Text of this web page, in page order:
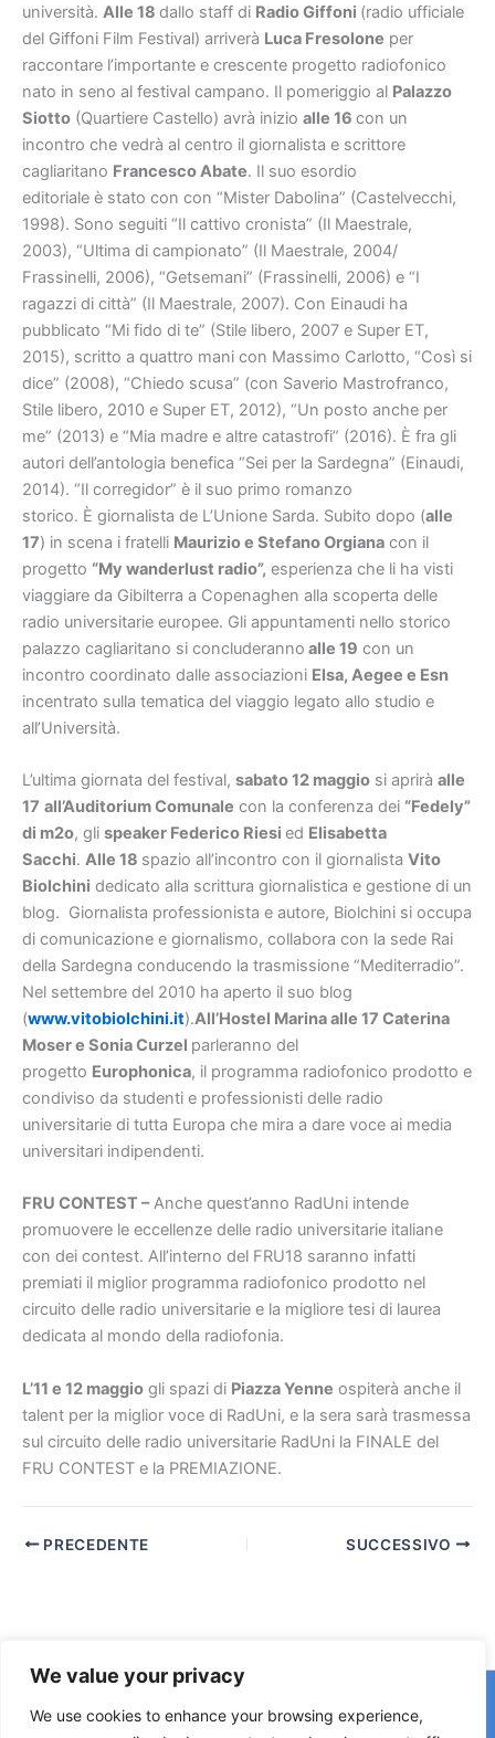
We value your privacy
We use cookies to enhance your browsing experience,
università. Alle 18 dallo staff di Radio Giffoni (radio ufficiale
del Giffoni Film Festival) arriverà Luca Fresolone per
raccontare l’importante e crescente progetto radiofonico
nato in seno al festival campano. Il pomeriggio al Palazzo
Siotto (Quartiere Castello) avrà inizio alle 16 con un
incontro che vedrà al centro il giornalista e scrittore
cagliaritano Francesco Abate. Il suo esordio
editoriale è stato con con “Mister Dabolina” (Castelvecchi,
1998). Sono seguiti “Il cattivo cronista” (Il Maestrale,
2003), “Ultima di campionato” (Il Maestrale, 2004/
Frassinelli, 2006), “Getsemani” (Frassinelli, 2006) e “I
ragazzi di città” (Il Maestrale, 2007). Con Einaudi ha
pubblicato “Mi fido di te” (Stile libero, 2007 e Super ET,
2015), scritto a quattro mani con Massimo Carlotto, “Così si
dice” (2008), “Chiedo scusa” (con Saverio Mastrofranco,
Stile libero, 2010 e Super ET, 2012), “Un posto anche per
me” (2013) e “Mia madre e altre catastrofi” (2016). È fra gli
autori dell’antologia benefica “Sei per la Sardegna” (Einaudi,
2014). “Il corregidor” è il suo primo romanzo
storico. È giornalista de L’Unione Sarda. Subito dopo (alle
17) in scena i fratelli Maurizio e Stefano Orgiana con il
progetto “My wanderlust radio”, esperienza che li ha visti
viaggiare da Gibilterra a Copenaghen alla scoperta delle
radio universitarie europee. Gli appuntamenti nello storico
palazzo cagliaritano si concluderanno alle 19 con un
incontro coordinato dalle associazioni Elsa, Aegee e Esn
incentrato sulla tematica del viaggio legato allo studio e
all’Università.
L’ultima giornata del festival, sabato 12 maggio si aprirà alle
17 all’Auditorium Comunale con la conferenza dei “Fedely”
di m2o, gli speaker Federico Riesi ed Elisabetta
Sacchi. Alle 18 spazio all’incontro con il giornalista Vito
Biolchini dedicato alla scrittura giornalistica e gestione di un
blog. Giornalista professionista e autore, Biolchini si occupa
di comunicazione e giornalismo, collabora con la sede Rai
della Sardegna conducendo la trasmissione “Mediterradio”.
Nel settembre del 2010 ha aperto il suo blog
(www.vitobiolchini.it).All’Hostel Marina alle 17 Caterina
Moser e Sonia Curzel parleranno del
progetto Europhonica, il programma radiofonico prodotto e
condiviso da studenti e professionisti delle radio
universitarie di tutta Europa che mira a dare voce ai media
universitari indipendenti.
FRU CONTEST–Anche quest’anno RadUni intende
promuovere le eccellenze delle radio universitarie italiane
con dei contest. All’interno del FRU18 saranno infatti
premiati il miglior programma radiofonico prodotto nel
circuito delle radio universitarie e la migliore tesi di laurea
dedicata al mondo della radiofonia.
L’11 e 12 maggio gli spazi di Piazza Yenne ospiterà anche il
talent per la miglior voce di RadUni, e la sera sarà trasmessa
sul circuito delle radio universitarie RadUni la FINALE del
FRU CONTEST e la PREMIAZIONE.
PRECEDENTE SUCCESSIVO
Copyright © 2026 © F2 Radio Lab - Università degli Studi di
Napoli Federico II è una testata registrata presso il Tribunale di